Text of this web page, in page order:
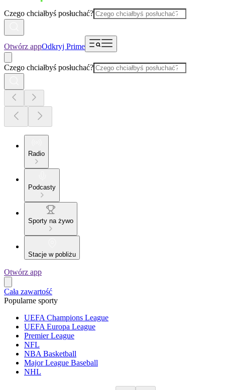
Czego chciałbyś posłuchać?
Otwórz appOdkryj Prime
Czego chciałbyś posłuchać?
Radio
Podcasty
Sporty na żywo
Stacje w pobliżu
Otwórz app
Cała zawartość
Popularne sporty
UEFA Champions League
UEFA Europa League
Premier League
NFL
NBA Basketball
Major League Baseball
NHL